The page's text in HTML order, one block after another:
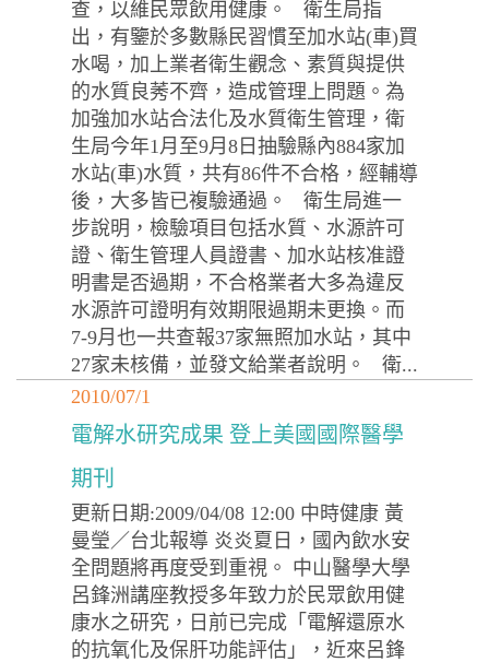
查，以維民眾飲用健康。 衛生局指
出，有鑒於多數縣民習慣至加水站(車)買
水喝，加上業者衛生觀念、素質與提供
的水質良莠不齊，造成管理上問題。為
加強加水站合法化及水質衛生管理，衛
生局今年1月至9月8日抽驗縣內884家加
水站(車)水質，共有86件不合格，經輔導
後，大多皆已複驗通過。 衛生局進一
步說明，檢驗項目包括水質、水源許可
證、衛生管理人員證書、加水站核准證
明書是否過期，不合格業者大多為違反
水源許可證明有效期限過期未更換。而
7-9月也一共查報37家無照加水站，其中
27家未核備，並發文給業者說明。 衛...
2010/07/1
電解水研究成果 登上美國國際醫學
期刊
更新日期:2009/04/08 12:00 中時健康 黃
曼瑩／台北報導 炎炎夏日，國內飲水安
全問題將再度受到重視。 中山醫學大學
呂鋒洲講座教授多年致力於民眾飲用健
康水之研究，日前已完成「電解還原水
的抗氧化及保肝功能評估」，近來呂鋒